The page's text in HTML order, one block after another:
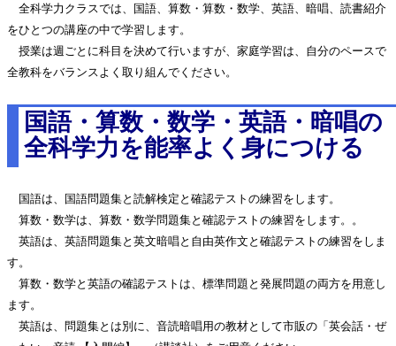
全科学力クラスでは、国語、算数・算数・数学、英語、暗唱、読書紹介
をひとつの講座の中で学習します。
授業は週ごとに科目を決めて行いますが、家庭学習は、自分のペースで
全教科をバランスよく取り組んでください。
国語・算数・数学・英語・暗唱の
全科学力を能率よく身につける
国語は、国語問題集と読解検定と確認テストの練習をします。
算数・数学は、算数・数学問題集と確認テストの練習をします。。
英語は、英語問題集と英文暗唱と自由英作文と確認テストの練習をしま
す。
算数・数学と英語の確認テストは、標準問題と発展問題の両方を用意し
ます。
英語は、問題集とは別に、音読暗唱用の教材として市販の「英会話・ぜ